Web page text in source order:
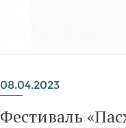
08.04.2023
Фестиваль